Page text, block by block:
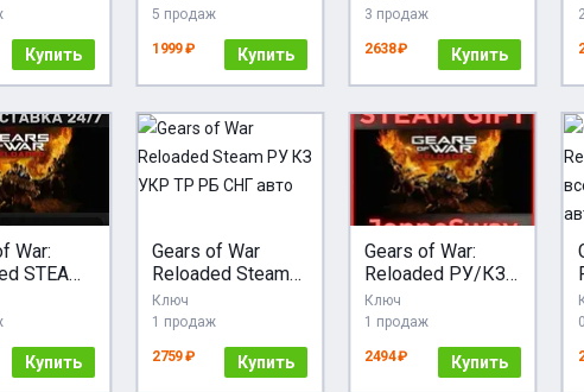
Купить
WINDOWS GIFT
АККАУНТ
5 продаж
1999 ₽ Купить
3 продаж
2638 ₽ Купить
War:
STEAM
UA/KZ/
Купить
Gears of War
Reloaded Steam
РУ КЗ УКР ТР РБ
СНГ авто
Ключ
1 продаж
2759 ₽ Купить
Gears of War:
Reloaded РУ/КЗ/
УК/РБ/ТР/АР/
КНР/ИНДИЯ
Ключ
1 продаж
2494 ₽ Купить